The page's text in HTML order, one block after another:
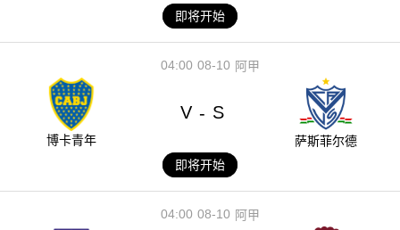
即将开始
08-10
04:00 阿甲
博卡青年
V - S
萨斯菲尔德
即将开始
08-10
04:00 阿甲